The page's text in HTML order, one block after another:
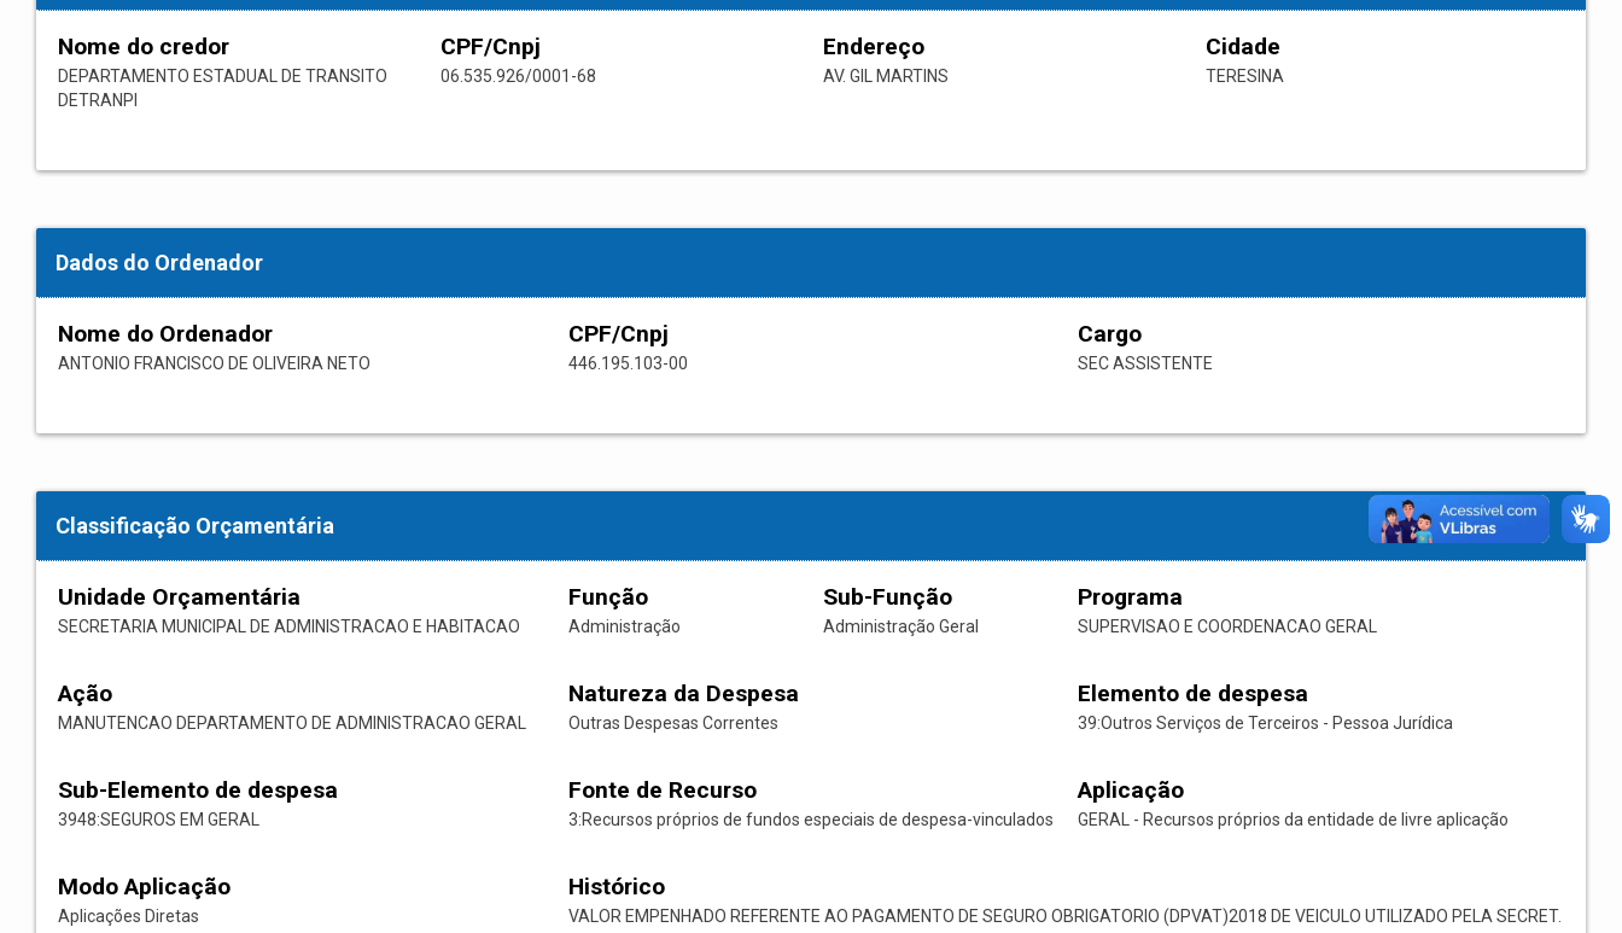
Nome do credor
DEPARTAMENTO ESTADUAL DE TRANSITO
DETRANPI
CPF/Cnpj
06.535.926/0001-68
Endereço
AV. GIL MARTINS
Cidade
TERESINA
Dados do Ordenador
Nome do Ordenador
ANTONIO FRANCISCO DE OLIVEIRA NETO
CPF/Cnpj
446.195.103-00
Cargo
SEC ASSISTENTE
Classificação Orçamentária
Unidade Orçamentária
SECRETARIA MUNICIPAL DE ADMINISTRACAO E HABITACAO
Função
Administração
Sub-Função
Administração Geral
Programa
SUPERVISAO E COORDENACAO GERAL
Ação
MANUTENCAO DEPARTAMENTO DE ADMINISTRACAO GERAL
Natureza da Despesa
Outras Despesas Correntes
Elemento de despesa
39:Outros Serviços de Terceiros - Pessoa Jurídica
Sub-Elemento de despesa
3948:SEGUROS EM GERAL
Fonte de Recurso
3:Recursos próprios de fundos especiais de despesa-vinculados
Aplicação
GERAL - Recursos próprios da entidade de livre aplicação
Modo Aplicação
Aplicações Diretas
Histórico
VALOR EMPENHADO REFERENTE AO PAGAMENTO DE SEGURO OBRIGATORIO (DPVAT)2018 DE VEICULO UTILIZADO PELA SECRET.